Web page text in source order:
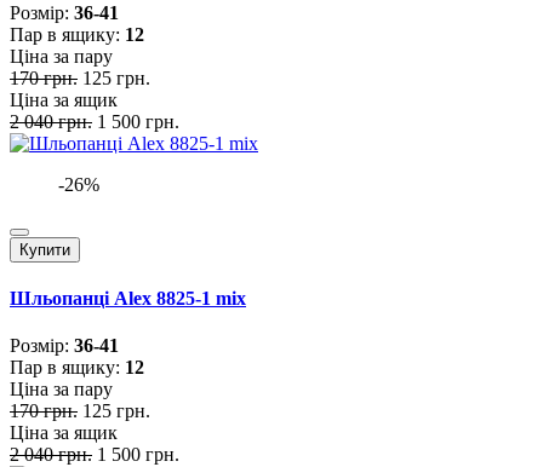
Розмiр: 36-41
Пар в ящику: 12
Ціна за пару
170 грн. 125 грн.
Ціна за ящик
2 040 грн. 1 500 грн.
-26%
Купити
Шльопанці Alex 8825-1 mix
Розмiр: 36-41
Пар в ящику: 12
Ціна за пару
170 грн. 125 грн.
Ціна за ящик
2 040 грн. 1 500 грн.